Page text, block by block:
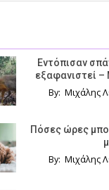
Εντόπισαν
εξαφανιστεί –
By: Μιχάλης
Πόσες ώρες
By: Μιχάλης